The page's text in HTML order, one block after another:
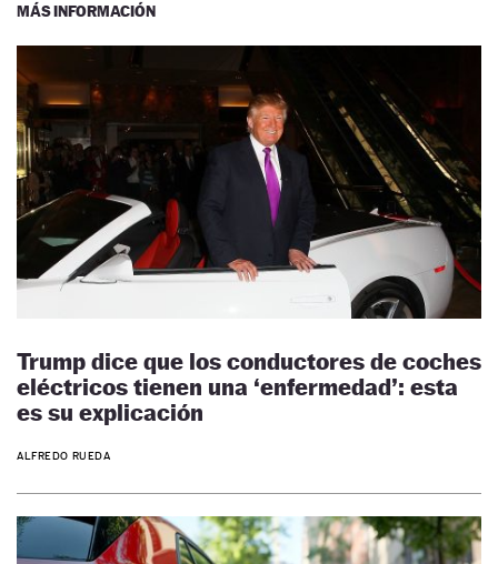
MÁS INFORMACIÓN
Trump dice que los conductores de coches
eléctricos tienen una ‘enfermedad’: esta
es su explicación
ALFREDO RUEDA